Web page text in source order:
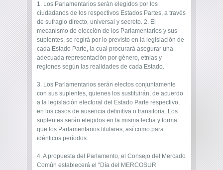
1. Los Parlamentarios serán elegidos por los
ciudadanos de los respectivos Estados Partes, a través
de sufragio directo, universal y secreto. 2. El
mecanismo de elección de los Parlamentarios y sus
suplentes, se regirá por lo previsto en la legislación de
cada Estado Parte, la cual procurará asegurar una
adecuada representación por género, etnias y
regiones según las realidades de cada Estado.
3. Los Parlamentarios serán electos conjuntamente
con sus suplentes, quienes los sustituirán, de acuerdo
a la legislación electoral del Estado Parte respectivo,
en los casos de ausencia definitiva o transitoria. Los
suplentes serán elegidos en la misma fecha y forma
que los Parlamentarios titulares, así como para
idénticos períodos.
4. A propuesta del Parlamento, el Consejo del Mercado
Común establecerá el "Día del MERCOSUR